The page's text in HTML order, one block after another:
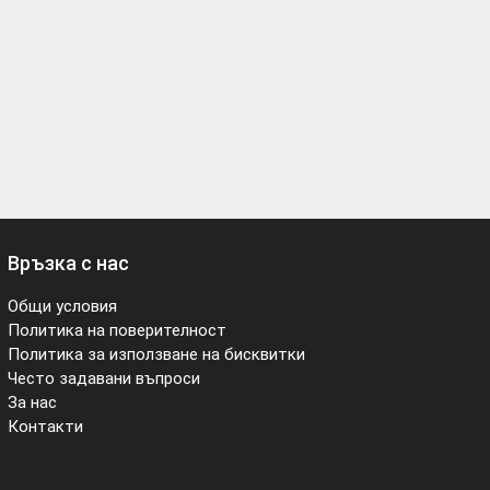
Връзка с нас
Общи условия
Политика на поверителност
Политика за използване на бисквитки
Често задавани въпроси
За нас
Контакти